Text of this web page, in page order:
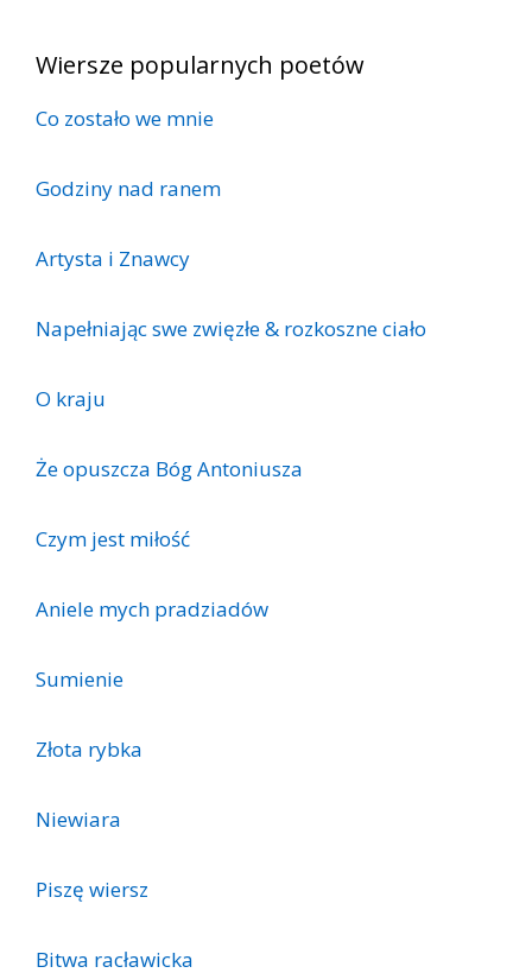
Wiersze popularnych poetów
Co zostało we mnie
Godziny nad ranem
Artysta i Znawcy
Napełniając swe zwięzłe & rozkoszne ciało
O kraju
Że opuszcza Bóg Antoniusza
Czym jest miłość
Aniele mych pradziadów
Sumienie
Złota rybka
Niewiara
Piszę wiersz
Bitwa racławicka